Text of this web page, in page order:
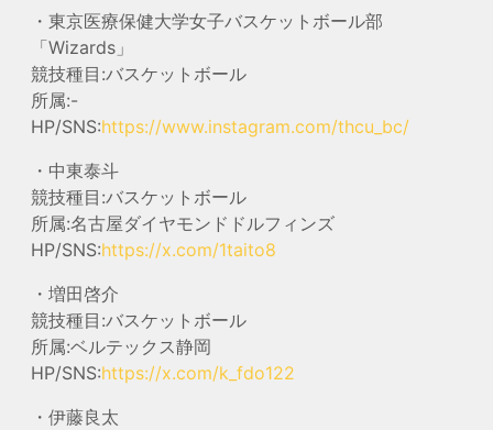
・東京医療保健大学女子バスケットボール部
「Wizards」
競技種目:バスケットボール
所属:-
HP/SNS:https://www.instagram.com/thcu_bc/
・中東泰斗
競技種目:バスケットボール
所属:名古屋ダイヤモンドドルフィンズ
HP/SNS:https://x.com/1taito8
・増田啓介
競技種目:バスケットボール
所属:ベルテックス静岡
HP/SNS:https://x.com/k_fdo122
・伊藤良太